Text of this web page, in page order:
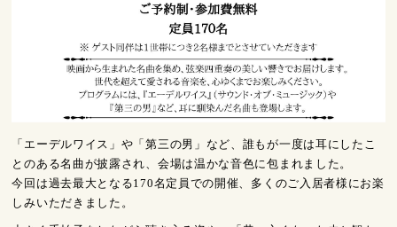
「エーデルワイス」や「第三の男」など、誰もが一度は耳にしたこ
とのある名曲が披露され、会場は温かな音色に包まれました。
今回は過去最大となる170名定員での開催、多くのご入居者様にお楽
しみいただきました。